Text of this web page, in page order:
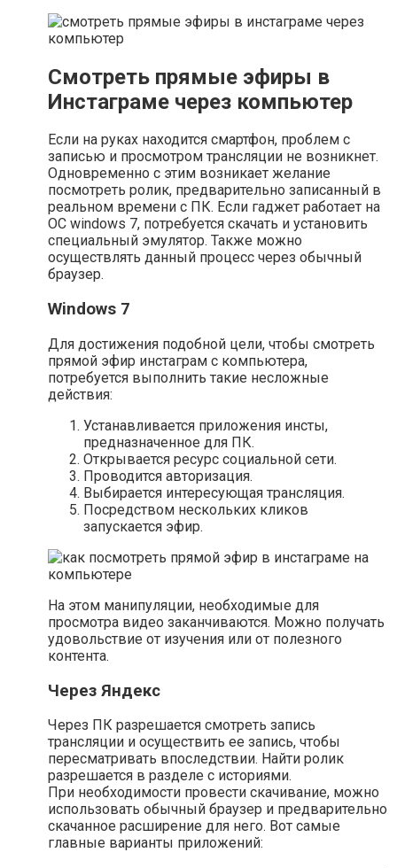
Смотреть прямые эфиры в
Инстаграме через компьютер
Если на руках находится смартфон, проблем с
записью и просмотром трансляции не возникнет.
Одновременно с этим возникает желание
посмотреть ролик, предварительно записанный в
реальном времени с ПК. Если гаджет работает на
ОС windows 7, потребуется скачать и установить
специальный эмулятор. Также можно
осуществлять данный процесс через обычный
браузер.
Windows 7
Для достижения подобной цели, чтобы смотреть
прямой эфир инстаграм с компьютера,
потребуется выполнить такие несложные
действия:
Устанавливается приложения инсты,
предназначенное для ПК.
Открывается ресурс социальной сети.
Проводится авторизация.
Выбирается интересующая трансляция.
Посредством нескольких кликов
запускается эфир.
На этом манипуляции, необходимые для
просмотра видео заканчиваются. Можно получать
удовольствие от изучения или от полезного
контента.
Через Яндекс
Через ПК разрешается смотреть запись
трансляции и осуществить ее запись, чтобы
пересматривать впоследствии. Найти ролик
разрешается в разделе с историями.
При необходимости провести скачивание, можно
использовать обычный браузер и предварительно
скачанное расширение для него. Вот самые
главные варианты приложений: